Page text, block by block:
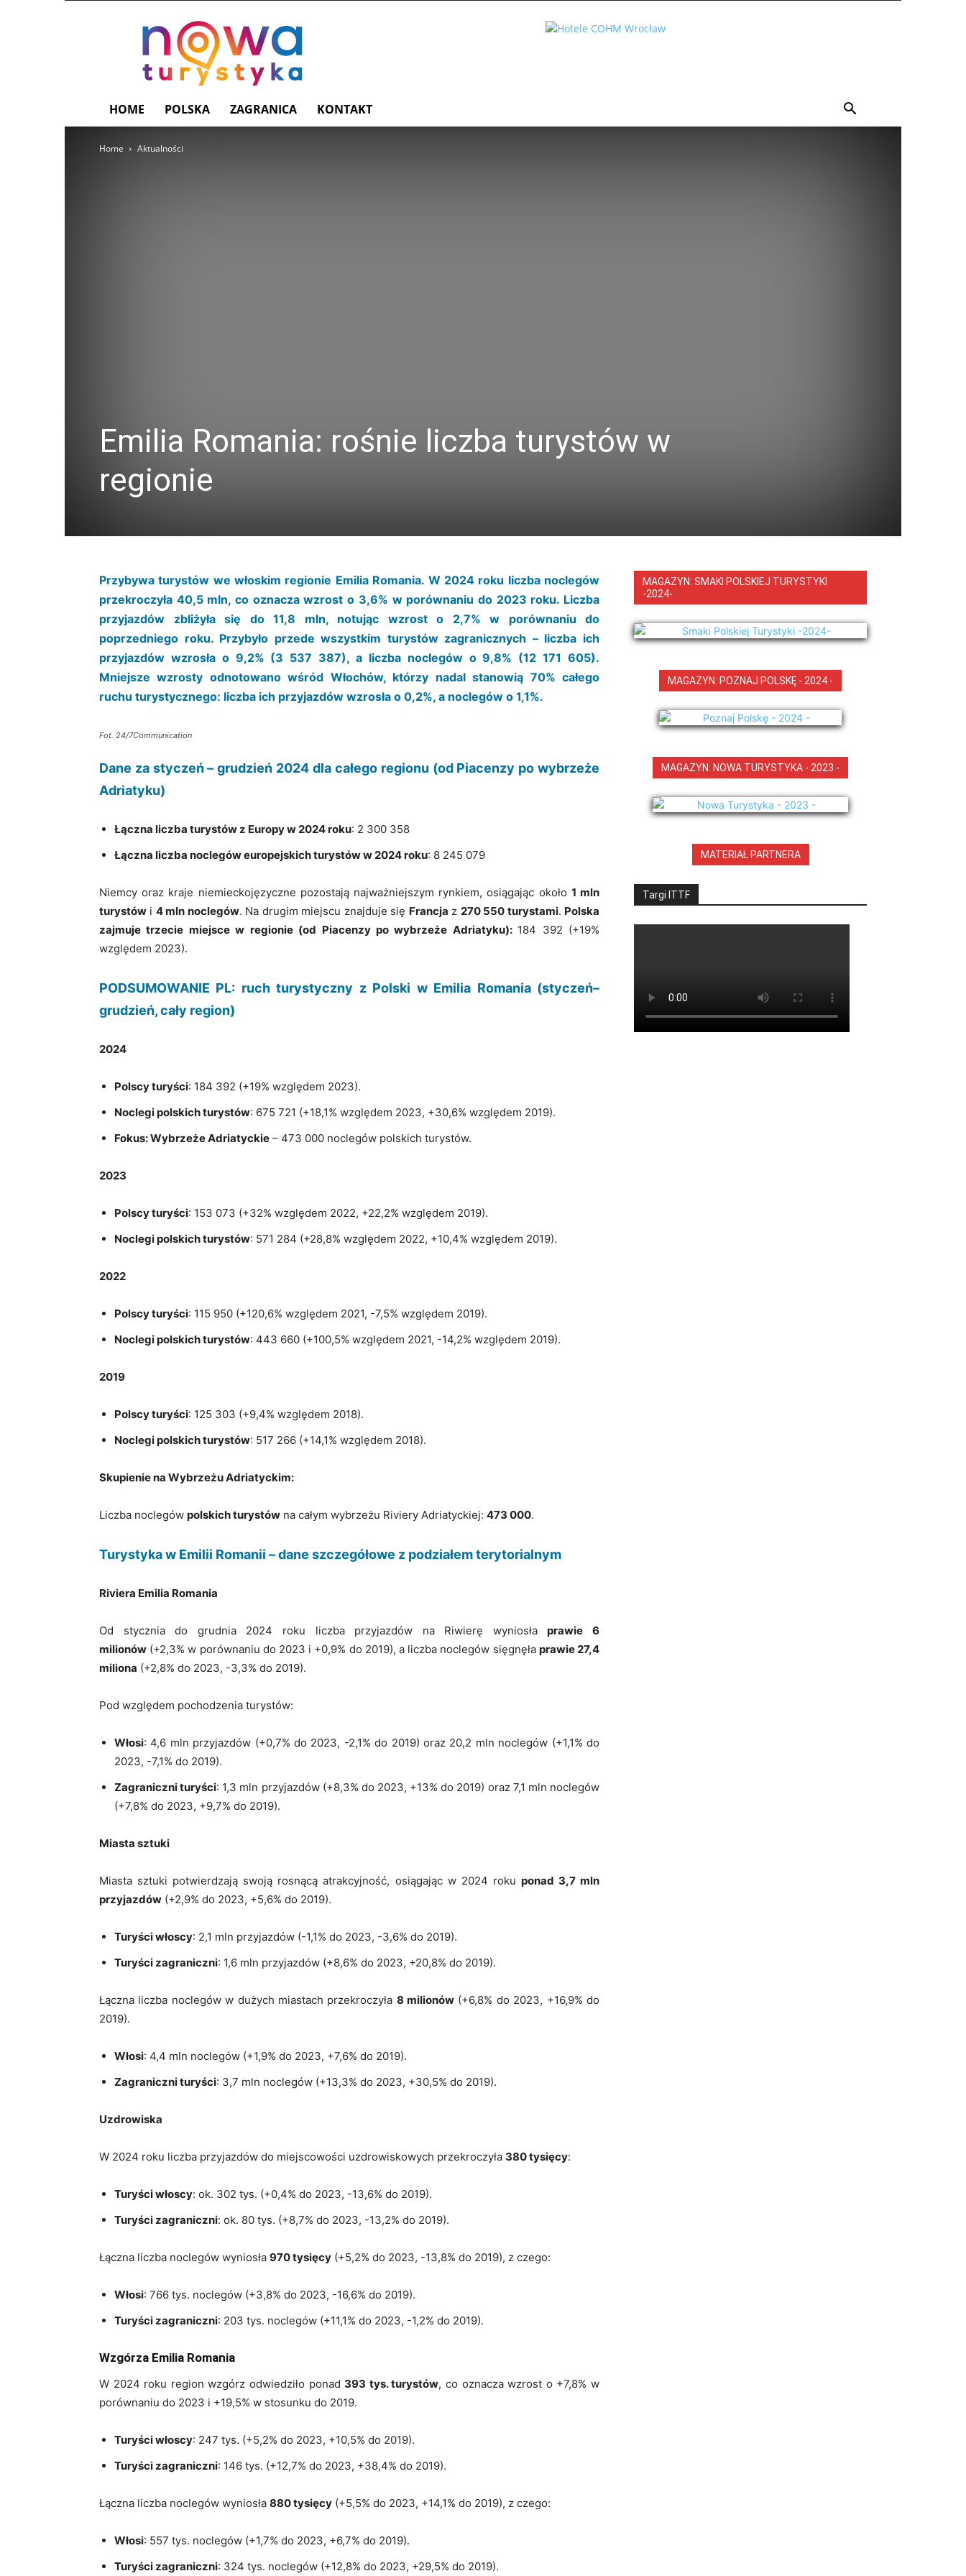
nowaturystyka.pl
HOME POLSKA ZAGRANICA KONTAKT
Home Aktualności
Emilia Romania: rośnie liczba turystów w
regionie
Przybywa turystów we włoskim regionie Emilia Romania. W 2024 roku liczba noclegów
przekroczyła 40,5 mln, co oznacza wzrost o 3,6% w porównaniu do 2023 roku. Liczba
przyjazdów zbliżyła się do 11,8 mln, notując wzrost o 2,7% w porównaniu do
poprzedniego roku. Przybyło przede wszystkim turystów zagranicznych – liczba ich
przyjazdów wzrosła o 9,2% (3 537 387), a liczba noclegów o 9,8% (12 171 605).
Mniejsze wzrosty odnotowano wśród Włochów, którzy nadal stanowią 70% całego
ruchu turystycznego: liczba ich przyjazdów wzrosła o 0,2%, a noclegów o 1,1%.
Fot. 24/7Communication
Dane za styczeń – grudzień 2024 dla całego regionu (od Piacenzy po wybrzeże
Adriatyku)
Łączna liczba turystów z Europy w 2024 roku: 2 300 358
Łączna liczba noclegów europejskich turystów w 2024 roku: 8 245 079
Niemcy oraz kraje niemieckojęzyczne pozostają najważniejszym rynkiem, osiągając około 1 mln
turystów i 4 mln noclegów. Na drugim miejscu znajduje się Francja z 270 550 turystami. Polska
zajmuje trzecie miejsce w regionie (od Piacenzy po wybrzeże Adriatyku): 184 392 (+19%
względem 2023).
PODSUMOWANIE PL: ruch turystyczny z Polski w Emilia Romania (styczeń–
grudzień, cały region)
2024
Polscy turyści: 184 392 (+19% względem 2023).
Noclegi polskich turystów: 675 721 (+18,1% względem 2023, +30,6% względem 2019).
Fokus: Wybrzeże Adriatyckie – 473 000 noclegów polskich turystów.
2023
Polscy turyści: 153 073 (+32% względem 2022, +22,2% względem 2019).
Noclegi polskich turystów: 571 284 (+28,8% względem 2022, +10,4% względem 2019).
2022
Polscy turyści: 115 950 (+120,6% względem 2021, -7,5% względem 2019).
Noclegi polskich turystów: 443 660 (+100,5% względem 2021, -14,2% względem 2019).
2019
Polscy turyści: 125 303 (+9,4% względem 2018).
Noclegi polskich turystów: 517 266 (+14,1% względem 2018).
Skupienie na Wybrzeżu Adriatyckim:
Liczba noclegów polskich turystów na całym wybrzeżu Riviery Adriatyckiej: 473 000.
Turystyka w Emilii Romanii – dane szczegółowe z podziałem terytorialnym
Riviera Emilia Romania
Od stycznia do grudnia 2024 roku liczba przyjazdów na Riwierę wyniosłaprawie 6
milionów (+2,3% w porównaniu do 2023 i +0,9% do 2019), a liczba noclegów sięgnęła prawie 27,4
miliona (+2,8% do 2023, -3,3% do 2019).
Pod względem pochodzenia turystów:
Włosi: 4,6 mln przyjazdów (+0,7% do 2023, -2,1% do 2019) oraz 20,2 mln noclegów (+1,1% do
2023, -7,1% do 2019).
Zagraniczni turyści: 1,3 mln przyjazdów (+8,3% do 2023, +13% do 2019) oraz 7,1 mln noclegów
(+7,8% do 2023, +9,7% do 2019).
Miasta sztuki
Miasta sztuki potwierdzają swoją rosnącą atrakcyjność, osiągając w 2024 roku ponad 3,7 mln
przyjazdów (+2,9% do 2023, +5,6% do 2019).
Turyści włoscy: 2,1 mln przyjazdów (-1,1% do 2023, -3,6% do 2019).
Turyści zagraniczni: 1,6 mln przyjazdów (+8,6% do 2023, +20,8% do 2019).
Łączna liczba noclegów w dużych miastach przekroczyła 8 milionów (+6,8% do 2023, +16,9% do
2019).
Włosi: 4,4 mln noclegów (+1,9% do 2023, +7,6% do 2019).
Zagraniczni turyści: 3,7 mln noclegów (+13,3% do 2023, +30,5% do 2019).
Uzdrowiska
W 2024 roku liczba przyjazdów do miejscowości uzdrowiskowych przekroczyła 380 tysięcy:
Turyści włoscy: ok. 302 tys. (+0,4% do 2023, -13,6% do 2019).
Turyści zagraniczni: ok. 80 tys. (+8,7% do 2023, -13,2% do 2019).
Łączna liczba noclegów wyniosła 970 tysięcy (+5,2% do 2023, -13,8% do 2019), z czego:
Włosi: 766 tys. noclegów (+3,8% do 2023, -16,6% do 2019).
Turyści zagraniczni: 203 tys. noclegów (+11,1% do 2023, -1,2% do 2019).
Wzgórza Emilia Romania
W 2024 roku region wzgórz odwiedziło ponad 393 tys. turystów, co oznacza wzrost o +7,8% w
porównaniu do 2023 i +19,5% w stosunku do 2019.
Turyści włoscy: 247 tys. (+5,2% do 2023, +10,5% do 2019).
Turyści zagraniczni: 146 tys. (+12,7% do 2023, +38,4% do 2019).
Łączna liczba noclegów wyniosła 880 tysięcy (+5,5% do 2023, +14,1% do 2019), z czego:
Włosi: 557 tys. noclegów (+1,7% do 2023, +6,7% do 2019).
Turyści zagraniczni: 324 tys. noclegów (+12,8% do 2023, +29,5% do 2019).
MAGAZYN: SMAKI POLSKIEJ TURYSTYKI
-2024-
MAGAZYN: POZNAJ POLSKĘ - 2024 -
MAGAZYN: NOWA TURYSTYKA - 2023 -
MATERIAŁ PARTNERA
Targi ITTF